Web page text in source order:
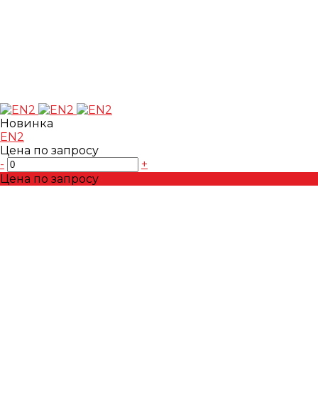
Новинка
EN2
Цена по запросу
-
+
Цена по запросу